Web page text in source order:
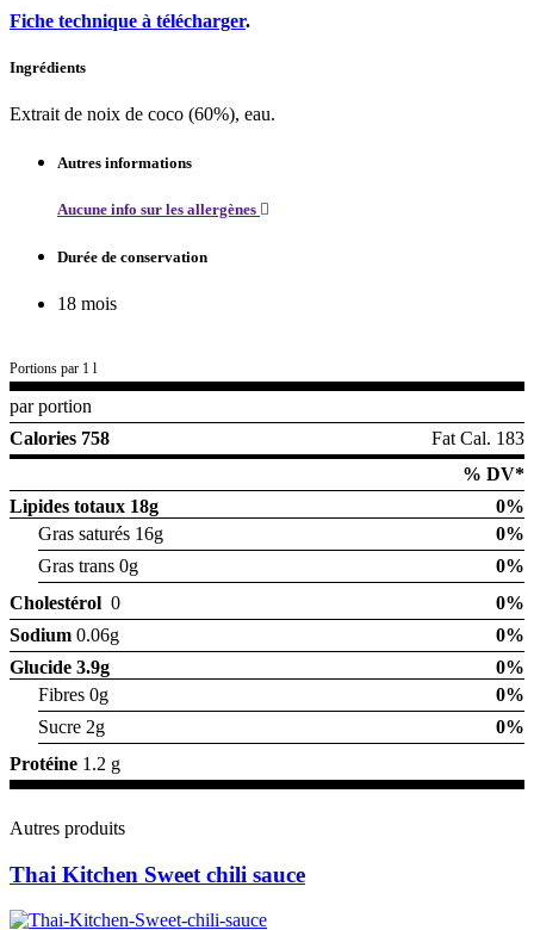
Fiche technique à télécharger.
Ingrédients
Extrait de noix de coco (60%), eau.
Autres informations
Aucune info sur les allergènes
Durée de conservation
18 mois
Portions par 1 l
par portion
Calories 758
Fat Cal. 183
% DV*
Lipides totaux 18g
0%
Gras saturés 16g
0%
Gras trans 0g
0%
Cholestérol 0
0%
Sodium 0.06g
0%
Glucide 3.9g
0%
Fibres 0g
0%
Sucre 2g
0%
Protéine 1.2 g
Autres produits
Thai Kitchen Sweet chili sauce